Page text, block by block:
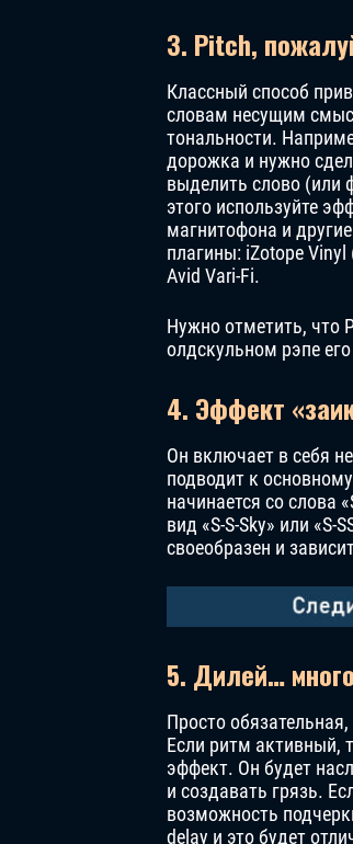
3. Pitch,
Классный способ
словам несущим
тональности.
дорожка и нужно
выделить слово (или
этого используйте
магнитофона и
плагины: iZotope Vinyl
Avid Vari-Fi.
Нужно отметить, что
олдскульном рэпе
4. Эффект
Он включает в себя
подводит к
начинается со слова «
вид «S-S-Sky» или «S-
своеобразен и
5. Дилей…
Просто
Если ритм активный,
эффект. Он будет
и создавать грязь.
возможность
delay и это будет